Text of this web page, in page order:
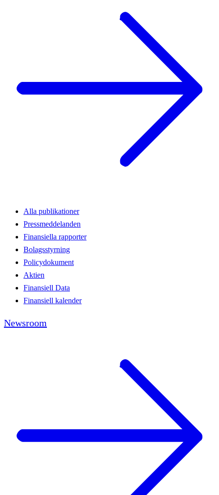
Alla publikationer
Pressmeddelanden
Finansiella rapporter
Bolagsstyrning
Policydokument
Aktien
Finansiell Data
Finansiell kalender
Newsroom